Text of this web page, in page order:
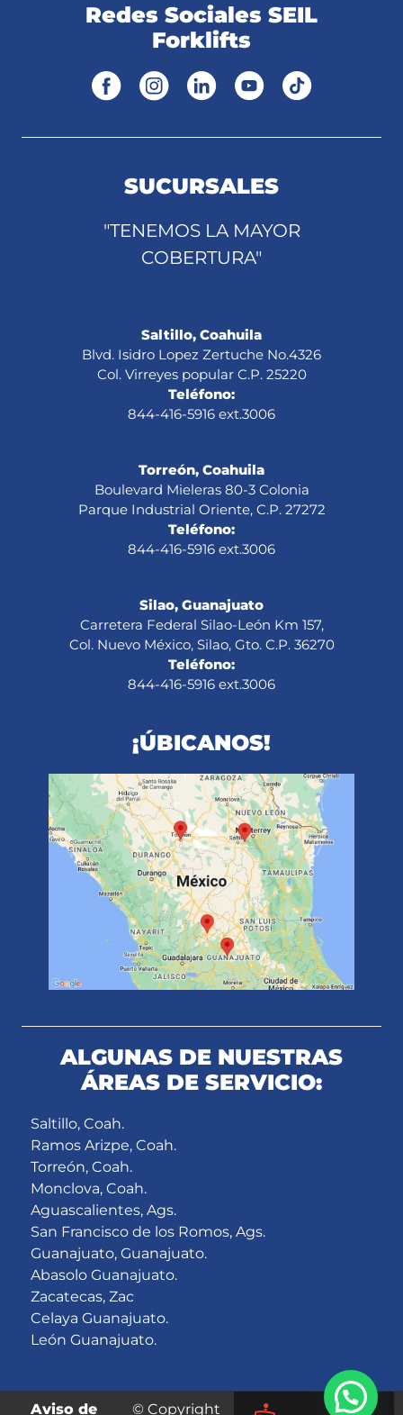
Redes Sociales SEIL
Forklifts
SUCURSALES
"TENEMOS LA MAYOR
COBERTURA"
Saltillo, Coahuila
Blvd. Isidro Lopez Zertuche No.4326
Col. Virreyes popular C.P. 25220
Teléfono:
844-416-5916 ext.3006
Torreón, Coahuila
Boulevard Mieleras 80-3 Colonia
Parque Industrial Oriente, C.P. 27272
Teléfono:
844-416-5916 ext.3006
Silao, Guanajuato
Carretera Federal Silao-León Km 157,
Col. Nuevo México, Silao, Gto. C.P. 36270
Teléfono:
844-416-5916 ext.3006
¡ÚBICANOS!
ALGUNAS DE NUESTRAS
ÁREAS DE SERVICIO:
Saltillo, Coah.
Ramos Arizpe, Coah.
Torreón, Coah.
Monclova, Coah.
Aguascalientes, Ags.
San Francisco de los Romos, Ags.
Guanajuato, Guanajuato.
Abasolo Guanajuato.
Zacatecas, Zac
Celaya Guanajuato.
León Guanajuato.
Aviso de © Copyright